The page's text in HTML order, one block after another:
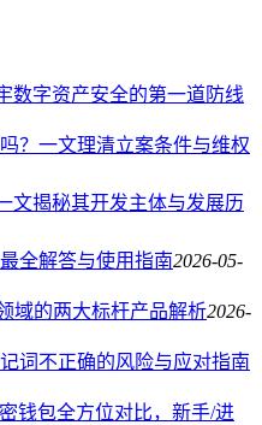
数字资产安全的第一道防线
？一文理清立案条件与维权
文揭秘其开发主体与发展历
全解答与使用指南2026-05-
域的两大标杆产品解析2026-
词不正确的风险与应对指南
钱包全方位对比，新手/进